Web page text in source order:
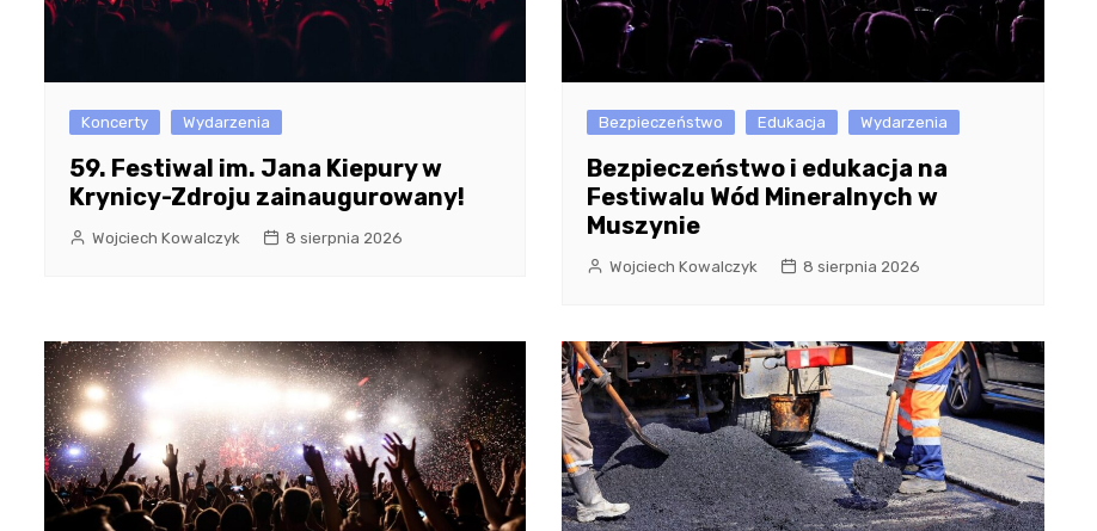
Koncerty Wydarzenia
59. Festiwal im. Jana Kiepury w
Krynicy-Zdroju zainaugurowany!
Wojciech Kowalczyk 8 sierpnia 2026
Bezpieczeństwo Edukacja Wydarzenia
Bezpieczeństwo i edukacja na
Festiwalu Wód Mineralnych w
Muszynie
Wojciech Kowalczyk 8 sierpnia 2026